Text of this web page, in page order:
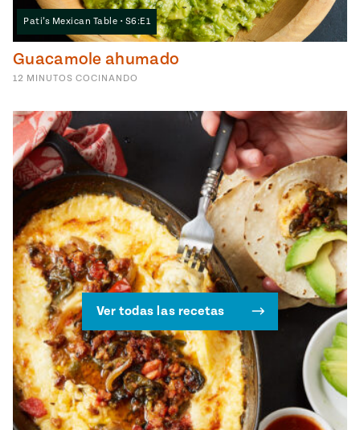
Pati’s Mexican Table • S6:E1
Guacamole ahumado
12 MINUTOS COCINANDO
Ver todas las recetas